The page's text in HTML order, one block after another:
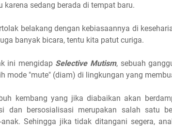
karena sedang berada di tempat baru.
belakang dengan kebiasaannya di
banyak bicara, tentu kita patut curiga.
ini mengidap Selective Mutism, sebuah
mode "mute" (diam) di lingkungan yang
kembang yang jika diabaikan akan
dan bersosialisasi merupakan salah satu
Sehingga jika tidak ditangani segera,